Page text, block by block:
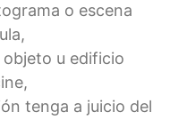
o escena
u edificio
tenga a juicio del